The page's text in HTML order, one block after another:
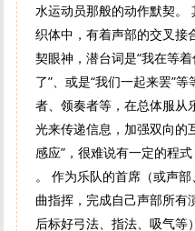
水运动员那般的动作默契。
织体中，有着声部的交叉接
契眼神，潜台词是“我在等
了”、或是“我们一起来罢”
者、领奏者等，在总体服从
光来传递信息，加强双向的
感应”，很难说有一定的程
。 作为乐队的首席（或声
曲指挥，完成自己声部所有
后标好弓法、指法、吸气等